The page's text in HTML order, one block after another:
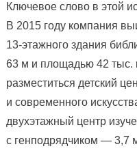
Ключевое слово в этой
В 2015 году компания
13-этажного здания
63 м и площадью 42 тыс.
разместиться детский
и современного
двухэтажный центр
с генподрядчиком — 3,7